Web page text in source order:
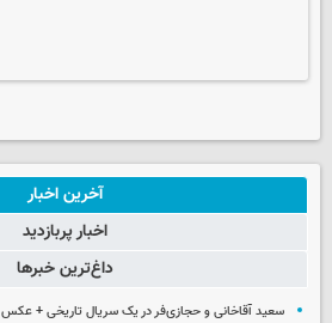
آخرین اخبار
اخبار پربازدید
داغ‌ترین خبرها
سعید آقاخانی و حجازی‌فر در یک سریال تاریخی + عکس